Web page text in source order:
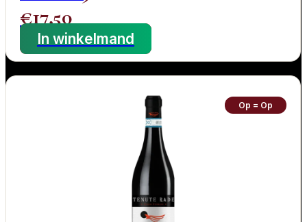
€17,50
In winkelmand
Op = Op